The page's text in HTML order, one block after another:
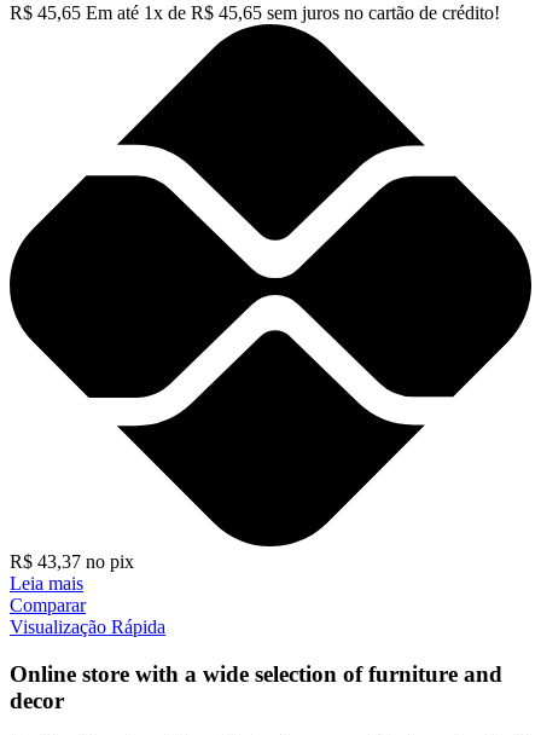
R$ 45,65 Em até 1x de R$ 45,65 sem juros no cartão de crédito!
R$ 43,37 no pix
Leia mais
Comparar
Visualização Rápida
Online store with a wide selection of furniture and
decor